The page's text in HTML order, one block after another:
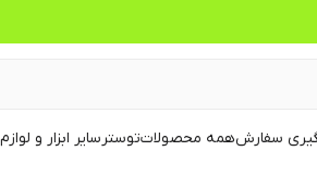
سفارشهمه محصولاتتوسترسایر ابزار و